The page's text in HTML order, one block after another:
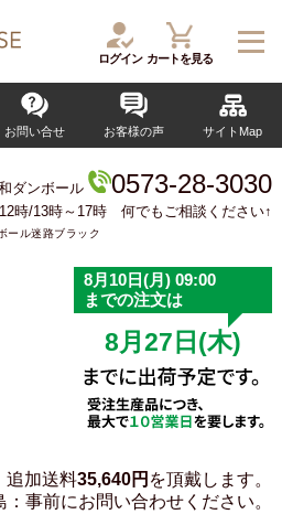
ログイン カートを見る
お問い合せ お客様の声 サイトMap
ダンボール 0573-28-3030
時/13時～17時 何でもご相談ください↑
ール迷路ブラック
追加送料35,640円 を頂戴します。
：事前にお問い合わせください。